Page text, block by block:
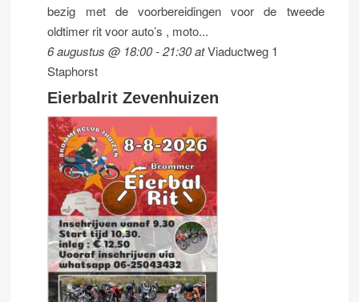
bezig met de voorbereidingen voor de tweede
oldtimer rit voor auto’s , moto...
6 augustus @ 18:00-21:30atViaductweg 1
Staphorst
Eierbalrit Zevenhuizen